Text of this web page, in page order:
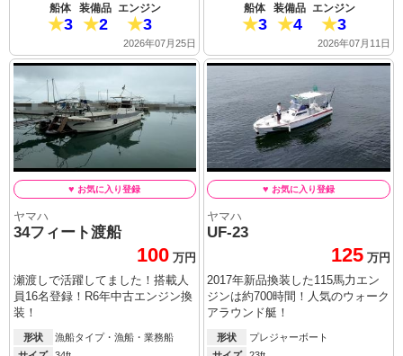
船体
3
装備品
2
エンジン
3
2026年07月25日
船体
3
装備品
4
エンジン
3
2026年07月11日
ヤマハ
34フィート渡船
100 万円
瀬渡しで活躍してました！搭載人
員16名登録！R6年中古エンジン換
装！
形状
漁船タイプ・漁船・業務船
ヤマハ
UF-23
125 万円
2017年新品換装した115馬力エン
ジンは約700時間！人気のウォーク
アラウンド艇！
形状
プレジャーボート